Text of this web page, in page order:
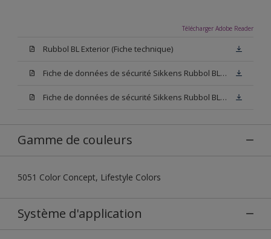
Télécharger Adobe Reader
Rubbol BL Exterior (Fiche technique)
Fiche de données de sécurité Sikkens Rubbol BL Exterior W05 (PDF)
Fiche de données de sécurité Sikkens Rubbol BL Exterior N00 (PDF)
Gamme de couleurs
5051 Color Concept, Lifestyle Colors
Système d'application